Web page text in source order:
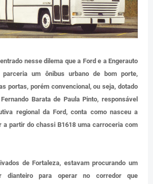
nesse dilema que a Ford e a Engerauto
parceria um ônibus urbano de bom porte,
portas, porém convencional, ou seja, dotado
Barata de Paula Pinto, responsável
regional da Ford, conta como nasceu a
a partir do chassi B1618 uma carroceria com
de Fortaleza, estavam procurando um
dianteiro para operar no corredor que